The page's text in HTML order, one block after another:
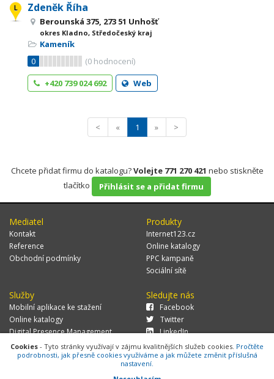
Zdeněk Říha
Berounská 375, 273 51 Unhošť
okres Kladno, Středočeský kraj
Kameník
0
(0 hodnocení)
+420 739 024 692
Web
< « 1 » >
Chcete přidat firmu do katalogu?Volejte 771 270 421 nebo stiskněte
tlačítko
Přihlásit se a přidat firmu
Mediatel
Kontakt
Reference
Obchodní podmínky
Produkty
Internet123.cz
Online katalogy
PPC kampaně
Sociální sítě
Služby
Mobilní aplikace ke stažení
Online katalogy
Digital Presence Management
Více zákazníků
Sledujte nás
Facebook
Twitter
LinkedIn
Cookies - Tyto stránky využívají v zájmu kvalitnějších služeb cookies. Pročtěte
podrobnosti, jak přesně cookies využíváme a jak můžete změnit příslušná
nastavení.